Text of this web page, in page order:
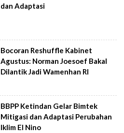
dan Adaptasi
Bocoran Reshuffle Kabinet
Agustus: Norman Joesoef Bakal
Dilantik Jadi Wamenhan RI
BBPP Ketindan Gelar Bimtek
Mitigasi dan Adaptasi Perubahan
Iklim El Nino